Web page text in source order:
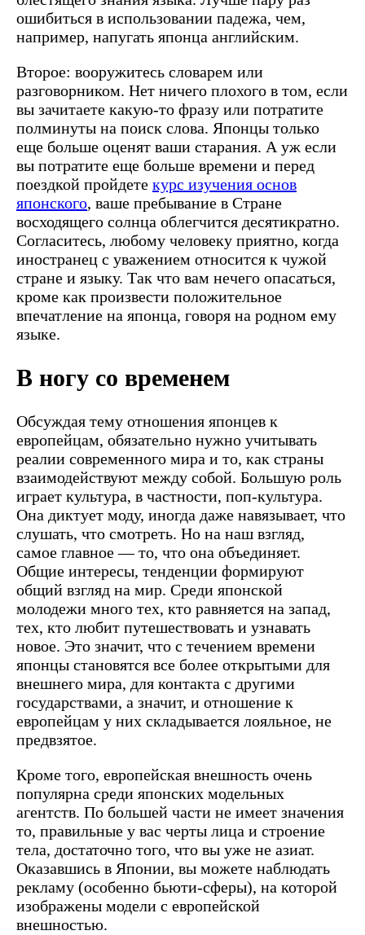
ошибиться в использовании падежа, чем,
например, напугать японца английским.
Второе: вооружитесь словарем или
разговорником. Нет ничего плохого в том, если
вы зачитаете какую-то фразу или потратите
полминуты на поиск слова. Японцы только
еще больше оценят ваши старания. А уж если
вы потратите еще больше времени и перед
поездкой пройдете курс изучения основ
японского, ваше пребывание в Стране
восходящего солнца облегчится десятикратно.
Согласитесь, любому человеку приятно, когда
иностранец с уважением относится к чужой
стране и языку. Так что вам нечего опасаться,
кроме как произвести положительное
впечатление на японца, говоря на родном ему
языке.
В ногу со временем
Обсуждая тему отношения японцев к
европейцам, обязательно нужно учитывать
реалии современного мира и то, как страны
взаимодействуют между собой. Большую роль
играет культура, в частности, поп-культура.
Она диктует моду, иногда даже навязывает, что
слушать, что смотреть. Но на наш взгляд,
самое главное — то, что она объединяет.
Общие интересы, тенденции формируют
общий взгляд на мир. Среди японской
молодежи много тех, кто равняется на запад,
тех, кто любит путешествовать и узнавать
новое. Это значит, что с течением времени
японцы становятся все более открытыми для
внешнего мира, для контакта с другими
государствами, а значит, и отношение к
европейцам у них складывается лояльное, не
предвзятое.
Кроме того, европейская внешность очень
популярна среди японских модельных
агентств. По большей части не имеет значения
то, правильные у вас черты лица и строение
тела, достаточно того, что вы уже не азиат.
Оказавшись в Японии, вы можете наблюдать
рекламу (особенно бьюти-сферы), на которой
изображены модели с европейской
внешностью.